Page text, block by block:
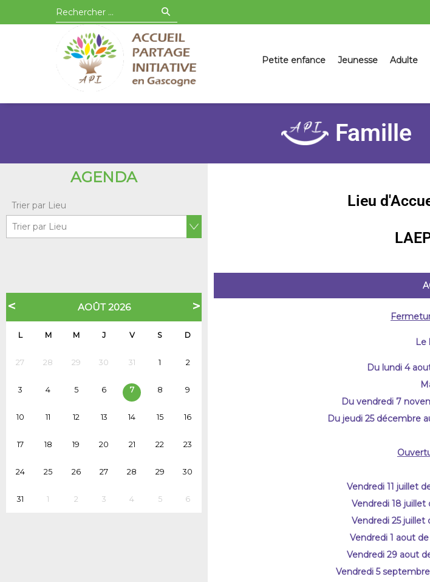
Aller
navigation
Recherche
pour
API en Gascogne
Passer
Petite enfance Jeunesse Adulte
Famille
AGENDA
Trier par Lieu
< AOÛT 2026 >
L M M J V S D
27 28 29 30 31 1 2
3 4 5 6 7 8 9
10 11 12 13 14 15 16
17 18 19 20 21 22 23
24 25 26 27 28 29 30
31 1 2 3 4 5 6
Lieu d'
Le
Du lundi 4
Du vendredi 7
Du jeudi 25 décembre
Vendredi 11 juillet
Vendredi 18 juillet
Vendredi 25 juillet
Vendredi 1 aout
Vendredi 29 aout
Vendredi 5